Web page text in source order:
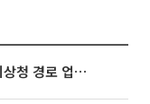
태풍 '돌핀' 오키나와 접근…일본기상청 경로 업데이트